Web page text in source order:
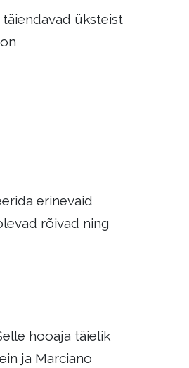
üksteist
erinevaid
rõivad ning
hooaja täielik
ja Marciano